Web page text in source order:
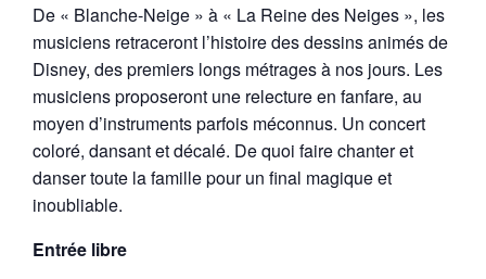
De « Blanche-Neige » à « La Reine des Neiges », les
musiciens retraceront l’histoire des dessins animés de
Disney, des premiers longs métrages à nos jours. Les
musiciens proposeront une relecture en fanfare, au
moyen d’instruments parfois méconnus. Un concert
coloré, dansant et décalé. De quoi faire chanter et
danser toute la famille pour un final magique et
inoubliable.
Entrée libre